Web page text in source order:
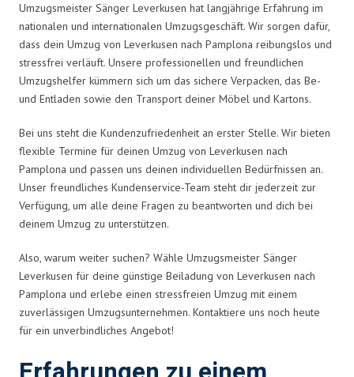
Umzugsmeister Sänger Leverkusen hat langjährige Erfahrung im
nationalen und internationalen Umzugsgeschäft. Wir sorgen dafür,
dass dein Umzug von Leverkusen nach Pamplona reibungslos und
stressfrei verläuft. Unsere professionellen und freundlichen
Umzugshelfer kümmern sich um das sichere Verpacken, das Be-
und Entladen sowie den Transport deiner Möbel und Kartons.
Bei uns steht die Kundenzufriedenheit an erster Stelle. Wir bieten
flexible Termine für deinen Umzug von Leverkusen nach
Pamplona und passen uns deinen individuellen Bedürfnissen an.
Unser freundliches Kundenservice-Team steht dir jederzeit zur
Verfügung, um alle deine Fragen zu beantworten und dich bei
deinem Umzug zu unterstützen.
Also, warum weiter suchen? Wähle Umzugsmeister Sänger
Leverkusen für deine günstige Beiladung von Leverkusen nach
Pamplona und erlebe einen stressfreien Umzug mit einem
zuverlässigen Umzugsunternehmen. Kontaktiere uns noch heute
für ein unverbindliches Angebot!